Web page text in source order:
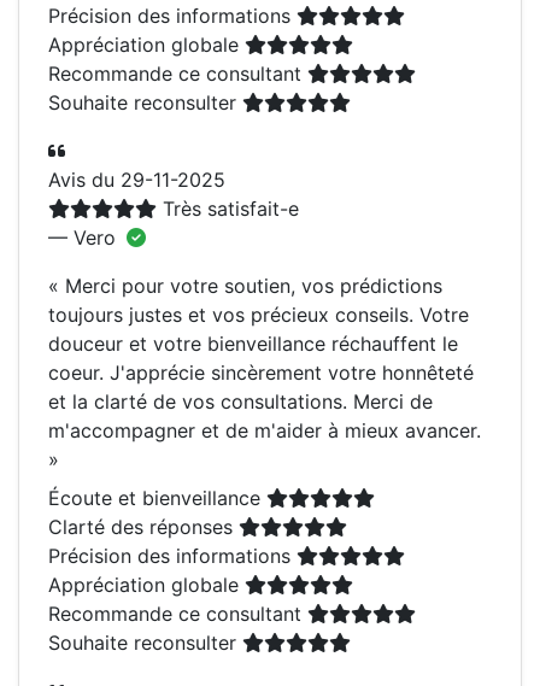
Précision des informations
Appréciation globale
Recommande ce consultant
Souhaite reconsulter
Avis du 29-11-2025
Très satisfait-e
— Vero
« Merci pour votre soutien, vos prédictions
toujours justes et vos précieux conseils. Votre
douceur et votre bienveillance réchauffent le
coeur. J'apprécie sincèrement votre honnêteté
et la clarté de vos consultations. Merci de
m'accompagner et de m'aider à mieux avancer.
»
Écoute et bienveillance
Clarté des réponses
Précision des informations
Appréciation globale
Recommande ce consultant
Souhaite reconsulter